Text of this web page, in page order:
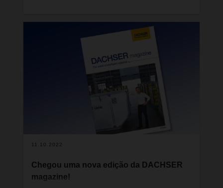
para avaliar o estado da economia global. Isto
porque os fluxos internacionais de mercadorias
são um indicador precoce das mudanças nas
relações comerciais mundiais. Ao mesmo tempo,
as transformações geopolíticas atuais podem
mesmo reformular por completo as cadeias de
abastecimento. Este é um dos tópicos
apresentados na nova revista DACHSER.
11.10.2022
Chegou uma nova edição da DACHSER
magazine!